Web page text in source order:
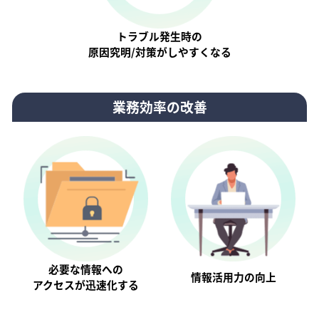
トラブル発生時の
原因究明/対策がしやすくなる
業務効率の改善
必要な情報への
アクセスが迅速化する
情報活⽤⼒の向上